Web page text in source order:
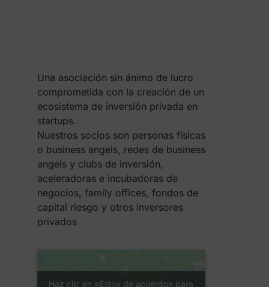
Una asociación sin ánimo de lucro
comprometida con la creación de un
ecosistema de inversión privada en
startups.
Nuestros socios son personas físicas
o business angels, redes de business
angels y clubs de inversión,
aceleradoras e incubadoras de
negocios, family offices, fondos de
capital riesgo y otros inversores
privados
Haz clic en «Estoy de acuerdo» para